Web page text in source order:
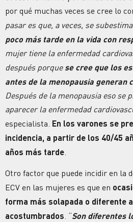
por qué muchas veces se cree lo
pasar es que, a veces, se
poco más tarde en la vida con
mujer tiene la enfermedad
después porque se cree que los
antes de la menopausia generan
Después de la menopausia eso se
aparecer la enfermedad
especialista. En los varones se
incidencia, a partir de los 40/45
años más tarde
Otro factor que puede incidir en la
ECV en las mujeres es que en
forma más solapada o diferente
acostumbrados. “Son diferentes